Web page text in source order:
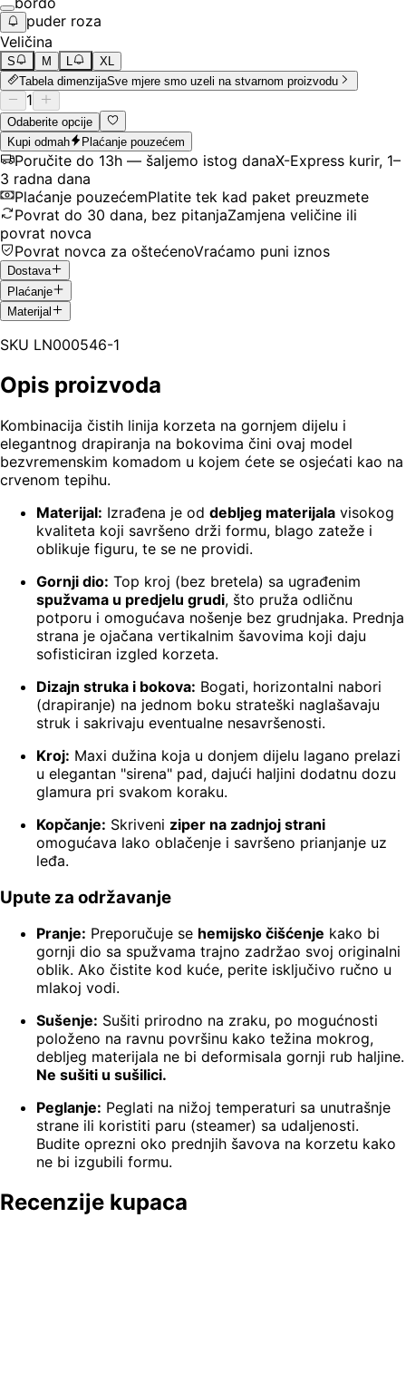
puder roza
Veličina
S M
XL
Tabela dimenzijaSve mjere smo uzeli na stvarnom proizvodu
1
Odaberite opcije
Kupi odmah
Plaćanje pouzećem
Poručite do 13h — šaljemo istog danaX-Express kurir, 1–
3 radna dana
Plaćanje pouzećemPlatite tek kad paket preuzmete
Povrat do 30 dana, bez pitanjaZamjena veličine ili
povrat novca
Povrat novca za oštećenoVraćamo puni iznos
Dostava
Plaćanje
Materijal
SKU LN000546-1
Opis proizvoda
Kombinacija čistih linija korzeta na gornjem dijelu i
elegantnog drapiranja na bokovima čini ovaj model
bezvremenskim komadom u kojem ćete se osjećati kao na
crvenom tepihu.
Materijal: Izrađena je od debljeg materijala visokog
kvaliteta koji savršeno drži formu, blago zateže i
oblikuje figuru, te se ne providi.
Gornji dio: Top kroj (bez bretela) sa ugrađenim
spužvama u predjelu grudi, što pruža odličnu
potporu i omogućava nošenje bez grudnjaka. Prednja
strana je ojačana vertikalnim šavovima koji daju
sofisticiran izgled korzeta.
Dizajn struka i bokova: Bogati, horizontalni nabori
(drapiranje) na jednom boku strateški naglašavaju
struk i sakrivaju eventualne nesavršenosti.
Kroj: Maxi dužina koja u donjem dijelu lagano prelazi
u elegantan "sirena" pad, dajući haljini dodatnu dozu
glamura pri svakom koraku.
Kopčanje: Skriveni ziper na zadnjoj strani
omogućava lako oblačenje i savršeno prianjanje uz
leđa.
Upute za održavanje
Pranje: Preporučuje se hemijsko čišćenje kako bi
gornji dio sa spužvama trajno zadržao svoj originalni
oblik. Ako čistite kod kuće, perite isključivo ručno u
mlakoj vodi.
Sušenje: Sušiti prirodno na zraku, po mogućnosti
položeno na ravnu površinu kako težina mokrog,
debljeg materijala ne bi deformisala gornji rub haljine.
Ne sušiti u sušilici.
Peglanje: Peglati na nižoj temperaturi sa unutrašnje
strane ili koristiti paru (steamer) sa udaljenosti.
Budite oprezni oko prednjih šavova na korzetu kako
ne bi izgubili formu.
Recenzije kupaca